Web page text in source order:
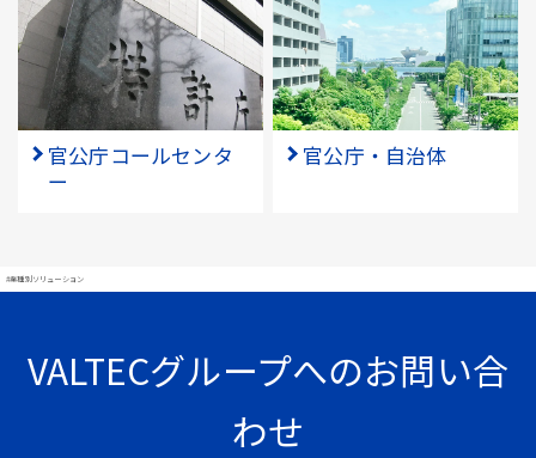
官公庁コールセンタ
ー
官公庁・自治体
#業種別ソリューション
VALTECグループへのお問い合
わせ